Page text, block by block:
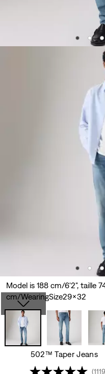
Model is 188 cm/6'2", taille
cm/WearingSize29x32
502™ Taper Jeans